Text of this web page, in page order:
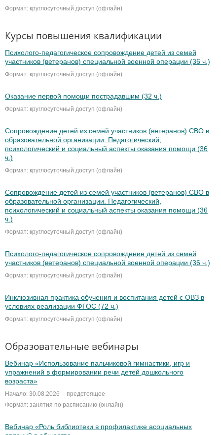
Формат: круглосуточный доступ (офлайн)
Курсы повышения квалификации
Психолого-педагогическое сопровождение детей из семей
участников (ветеранов) специальной военной операции (36 ч.)
Формат: круглосуточный доступ (офлайн)
Оказание первой помощи пострадавшим (32 ч.)
Формат: круглосуточный доступ (офлайн)
Сопровождение детей из семей участников (ветеранов) СВО в
образовательной организации. Педагогический,
психологический и социальный аспекты оказания помощи (36
ч.)
Формат: круглосуточный доступ (офлайн)
Сопровождение детей из семей участников (ветеранов) СВО в
образовательной организации. Педагогический,
психологический и социальный аспекты оказания помощи (36
ч.)
Формат: круглосуточный доступ (офлайн)
Психолого-педагогическое сопровождение детей из семей
участников (ветеранов) специальной военной операции (36 ч.)
Формат: круглосуточный доступ (офлайн)
Инклюзивная практика обучения и воспитания детей с ОВЗ в
условиях реализации ФГОС (72 ч.)
Формат: круглосуточный доступ (офлайн)
Образовательные вебинары
Вебинар «Использование пальчиковой гимнастики, игр и
упражнений в формировании речи детей дошкольного
возраста»
Начало: 30.08.2026
предстоящее
Формат: занятия по расписанию (онлайн)
Вебинар «Роль библиотеки в профилактике асоциальных